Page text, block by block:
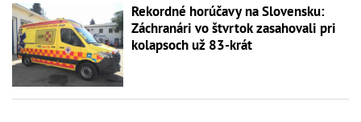
Rekordné horúčavy na Slovensku:
Záchranári vo štvrtok zasahovali pri
kolapsoch už 83-krát